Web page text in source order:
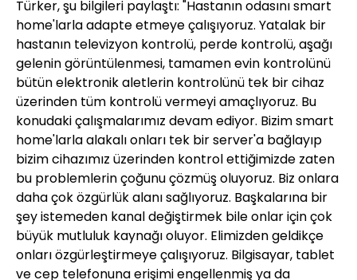
Türker, şu bilgileri paylaştı: "Hastanın odasını smart
home'larla adapte etmeye çalışıyoruz. Yatalak bir
hastanın televizyon kontrolü, perde kontrolü, aşağı
gelenin görüntülenmesi, tamamen evin kontrolünü
bütün elektronik aletlerin kontrolünü tek bir cihaz
üzerinden tüm kontrolü vermeyi amaçlıyoruz. Bu
konudaki çalışmalarımız devam ediyor. Bizim smart
home'larla alakalı onları tek bir server'a bağlayıp
bizim cihazımız üzerinden kontrol ettiğimizde zaten
bu problemlerin çoğunu çözmüş oluyoruz. Biz onlara
daha çok özgürlük alanı sağlıyoruz. Başkalarına bir
şey istemeden kanal değiştirmek bile onlar için çok
büyük mutluluk kaynağı oluyor. Elimizden geldikçe
onları özgürleştirmeye çalışıyoruz. Bilgisayar, tablet
ve cep telefonuna erişimi engellenmiş ya da